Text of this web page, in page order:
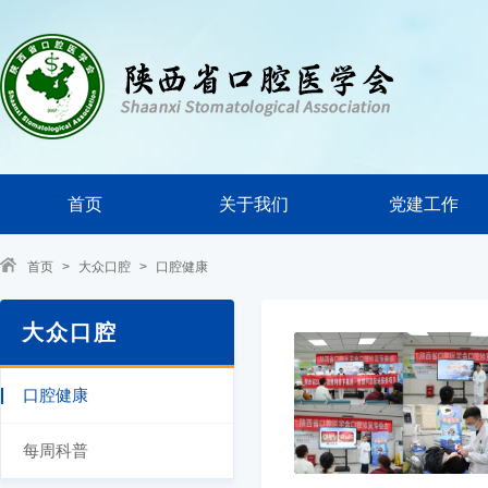
首页 关于我们 党建工作
首页 > 大众口腔 > 口腔健康
大众口腔
口腔健康
每周科普